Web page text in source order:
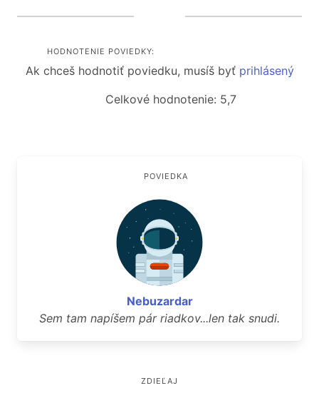
HODNOTENIE POVIEDKY:
Ak chceš hodnotiť poviedku, musíš byť prihlásený
Celkové hodnotenie: 5,7
POVIEDKA
Nebuzardar
Sem tam napíšem pár riadkov...len tak snudi.
ZDIEĽAJ